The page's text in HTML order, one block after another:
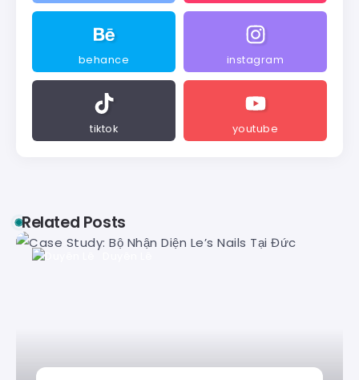
behance instagram
tiktok youtube
Related Posts